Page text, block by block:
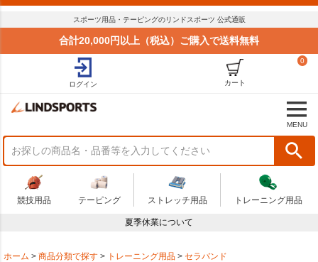
スポーツ用品・テーピングのリンドスポーツ 公式通販
合計20,000円以上（税込）ご購入で送料無料
ログイン
0
カート
MENU
競技用品 テーピング ストレッチ用品 トレーニング用品
夏季休業について
ホーム 商品分類で探す トレーニング用品
セラバンド